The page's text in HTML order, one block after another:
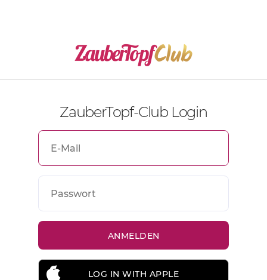
ZauberTopf-Club Login
LOG IN WITH APPLE